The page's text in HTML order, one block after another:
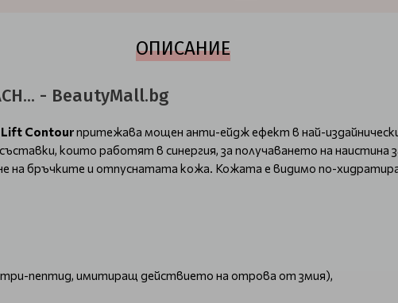
ОПИСАНИЕ
- BeautyMall.bg
Lift Contourпритежава мощен анти-ейдж ефект в най-
които работят в синергия, за получаването на
на бръчките и отпуснатата кожа. Кожата е видимо по-
пептид, имитиращ действието на отрова от змия),